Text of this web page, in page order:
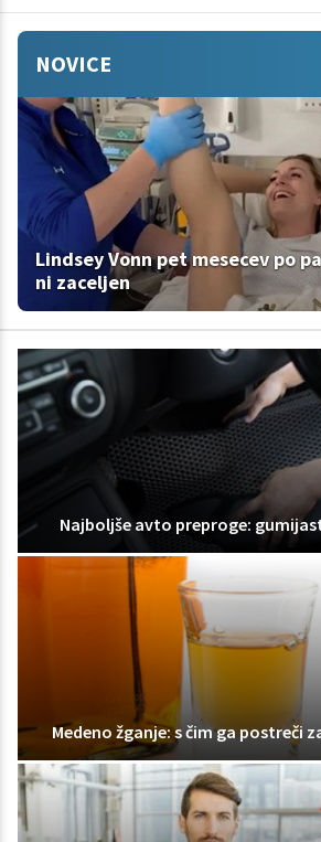
NOVICE
Lindsey Vonn pet mesecev po
ni zaceljen
Najboljše avto preproge:
Medeno žganje: s čim ga postreči